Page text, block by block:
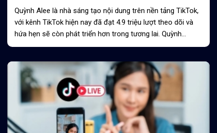
Quỳnh Alee là nhà sáng tạo nội dung trên nền tảng TikTok,
với kênh TikTok hiện nay đã đạt 4.9 triệu lượt theo dõi và
hứa hẹn sẽ còn phát triển hơn trong tương lai. Quỳnh
thường livestream trò chuyện, tương...